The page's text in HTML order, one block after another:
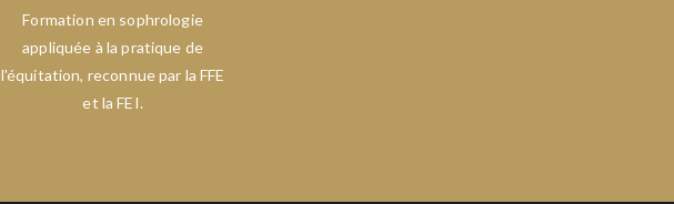
Formation en sophrologie
appliquée à la pratique de
l'équitation, reconnue par la FFE
et la FEI.